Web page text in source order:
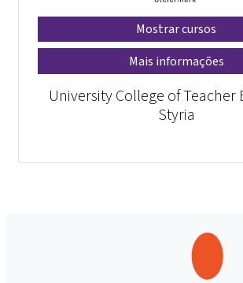
Mostrar cursos
Mais informações
University College of Teacher
Styria